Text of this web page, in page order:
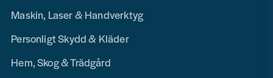
Maskin, Laser & Handverktyg
Personligt Skydd & Kläder
Hem, Skog & Trädgård